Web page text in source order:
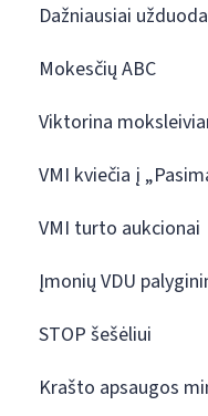
Dažniausiai
Mokesčių ABC
Viktorina
VMI kviečia į
VMI turto aukcionai
Įmonių VDU
STOP šešėliui
Krašto apsaugos